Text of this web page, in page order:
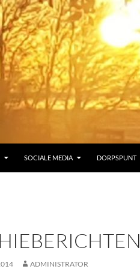
SOCIALE MEDIA DORPSPUNT
ADMINISTRATOR